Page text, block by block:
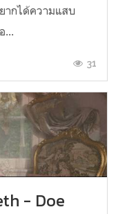
ากได้ความแสบ
...
31
- Doe